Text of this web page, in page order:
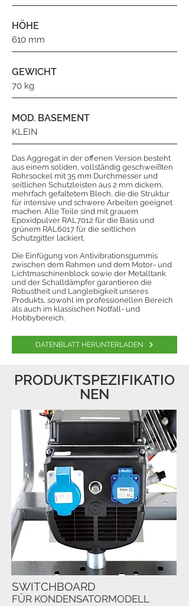
HÖHE
610 mm
GEWICHT
70 kg
MOD. BASEMENT
KLEIN
Das Aggregat in der offenen Version besteht
aus einem soliden, vollständig geschweißten
Rohrsockel mit 35 mm Durchmesser und
seitlichen Schutzleisten aus 2 mm dickem,
mehrfach gefaltetem Blech, die die Struktur
für intensive und schwere Arbeiten geeignet
machen. Alle Teile sind mit grauem
Epoxidpulver RAL7012 für die Basis und
grünem RAL6017 für die seitlichen
Schutzgitter lackiert.
Die Einfügung von Antivibrationsgummis
zwischen dem Rahmen und dem Motor- und
Lichtmaschinenblock sowie der Metalltank
und der Schalldämpfer garantieren die
Robustheit und Langlebigkeit unseres
Produkts, sowohl im professionellen Bereich
als auch im klassischen Notfall- und
Hobbybereich.
DATENBLATT HERUNTERLADEN
PRODUKTSPEZIFIKATIO
NEN
SWITCHBOARD
FÜR KONDENSATORMODELL